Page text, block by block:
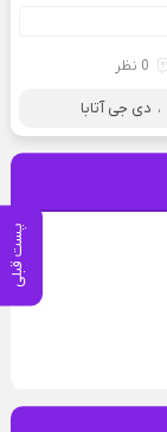
پست قبلی
0 نظر
، دی جی آتابا